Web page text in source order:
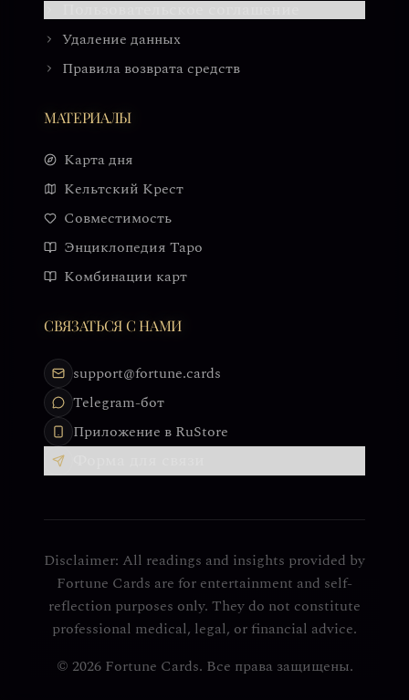
Удаление данных
Правила возврата средств
МАТЕРИАЛЫ
Карта дня
Кельтский Крест
Совместимость
Энциклопедия Таро
Комбинации карт
СВЯЗАТЬСЯ С НАМИ
support@fortune.cards
Telegram-бот
Приложение в RuStore
Disclaimer: All readings and insights provided by
Fortune Cards are for entertainment and self-
reflection purposes only. They do not constitute
professional medical, legal, or financial advice.
© 2026 Fortune Cards. Все права защищены.